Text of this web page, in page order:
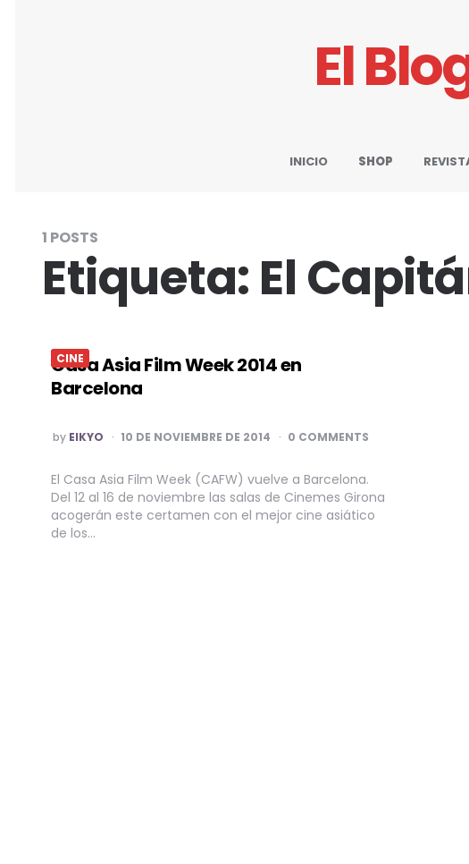
El
INICIO SHOP
1 POSTS
Etiqueta: El
CINE
Casa Asia Film Week 2014 en
Barcelona
POSTED
BY
by EIKYO 10 DE NOVIEMBRE DE 2014 0 COMMENTS
El Casa Asia Film Week (CAFW) vuelve a Barcelona.
Del 12 al 16 de noviembre las salas de Cinemes Girona
acogerán este certamen con el mejor cine asiático
de los…